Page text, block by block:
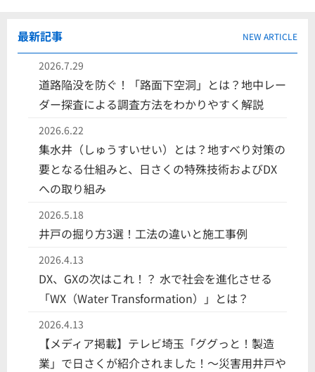
最新記事 NEW ARTICLE
2026.7.29
道路陥没を防ぐ！「路面下空洞」とは？地中レー
ダー探査による調査方法をわかりやすく解説
2026.6.22
集水井（しゅうすいせい）とは？地すべり対策の
要となる仕組みと、日さくの特殊技術およびDX
への取り組み
2026.5.18
井戸の掘り方3選！工法の違いと施工事例
2026.4.13
DX、GXの次はこれ！？ 水で社会を進化させる
「WX（Water Transformation）」とは？
2026.4.13
【メディア掲載】テレビ埼玉「ググっと！製造
業」で日さくが紹介されました！〜災害用井戸や